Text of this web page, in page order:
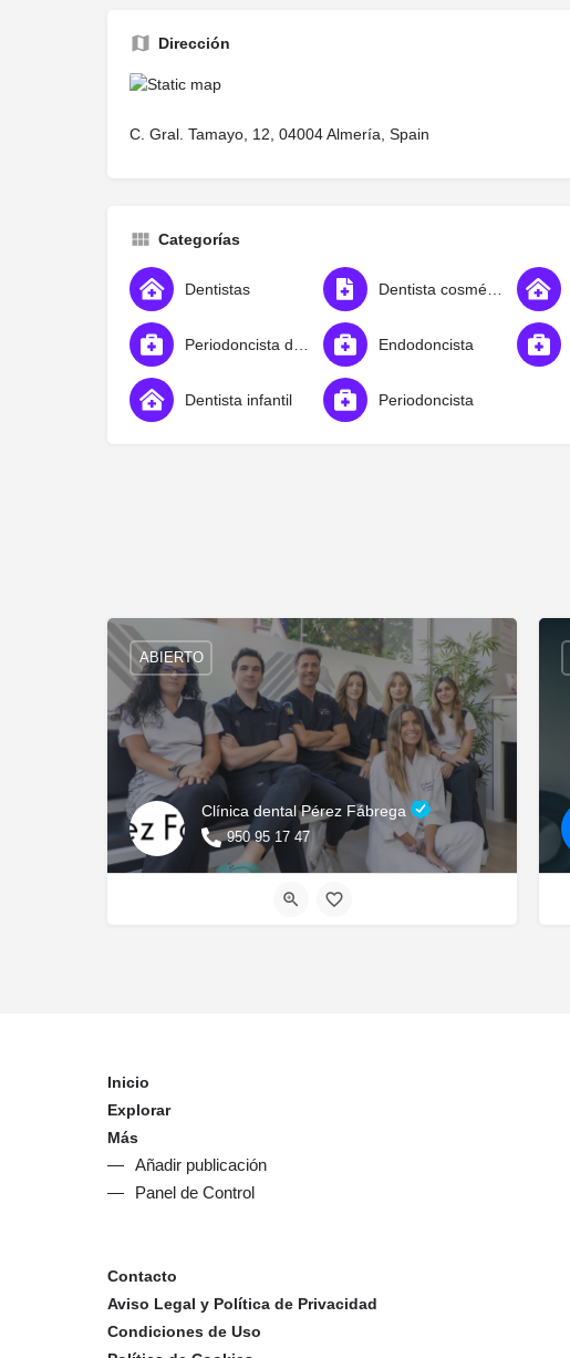
Dirección
C. Gral. Tamayo, 12, 04004 Almería, Spain
Categorías
Dentistas Dentista cosmético
Endodoncista
Dentista infantil Periodoncista
Clínica dental Pérez Fábrega
950 95 17 47
ABIERTO
Inicio
Explorar
Más
Añadir publicación
Panel de Control
Contacto
Aviso Legal y Política de Privacidad
Condiciones de Uso